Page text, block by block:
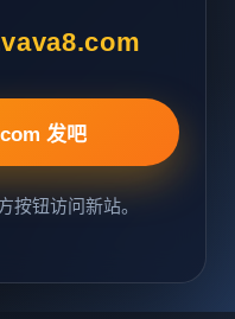
发吧
按钮访问新站。